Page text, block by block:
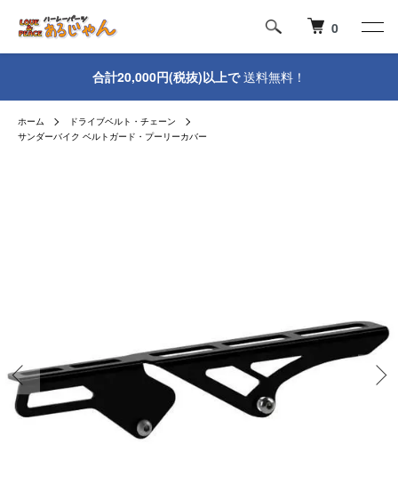
0
合計20,000円(税抜)以上で送料無料！
ホーム
ドライブベルト・チェーン
サンダーバイク ベルトガード・プーリーカバー